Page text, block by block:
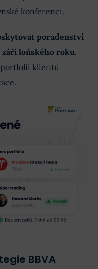
konferenci.
poradenství
loňského roku.
portfolií klientů
BBVA